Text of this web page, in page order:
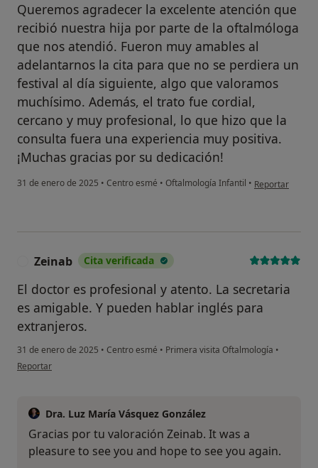
Queremos agradecer la excelente atención que
recibió nuestra hija por parte de la oftalmóloga
que nos atendió. Fueron muy amables al
adelantarnos la cita para que no se perdiera un
festival al día siguiente, algo que valoramos
muchísimo. Además, el trato fue cordial,
cercano y muy profesional, lo que hizo que la
consulta fuera una experiencia muy positiva.
¡Muchas gracias por su dedicación!
31 de enero de 2025 • Centro esmé • Oftalmología Infantil • en opinión del
Reportar
Zeinab Cita verificada
El doctor es profesional y atento. La secretaria
es amigable. Y pueden hablar inglés para
extranjeros.
31 de enero de 2025 • Centro esmé • Primera visita Oftalmología •
en opinión del usuario Zeinab
Reportar
Dra. Luz María Vásquez González
Gracias por tu valoración Zeinab. It was a
pleasure to see you and hope to see you again.